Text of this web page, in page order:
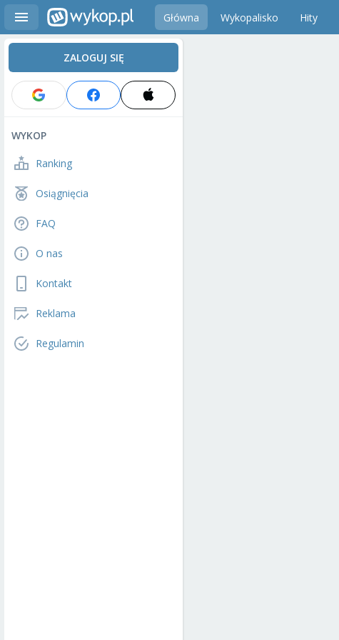
Główna Wykopalisko Hity
ZALOGUJ SIĘ
WYKOP
Ranking
Osiągnięcia
FAQ
O nas
Kontakt
Reklama
Regulamin